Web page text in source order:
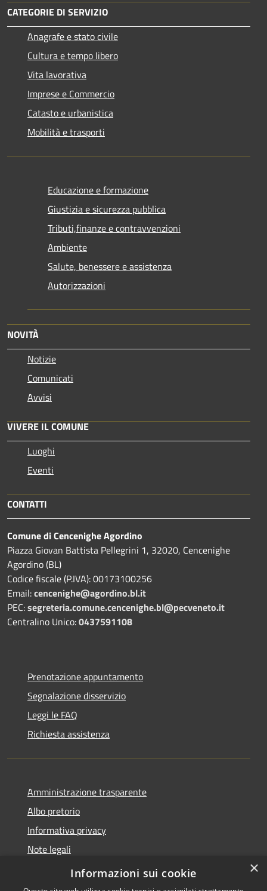
CATEGORIE DI SERVIZIO
Anagrafe e stato civile
Cultura e tempo libero
Vita lavorativa
Imprese e Commercio
Catasto e urbanistica
Mobilità e trasporti
Educazione e formazione
Giustizia e sicurezza pubblica
Tributi,finanze e contravvenzioni
Ambiente
Salute, benessere e assistenza
Autorizzazioni
NOVITÀ
Notizie
Comunicati
Avvisi
VIVERE IL COMUNE
Luoghi
Eventi
CONTATTI
Comune di Cencenighe Agordino
Piazza Giovan Battista Pellegrini 1, 32020, Cencenighe
Agordino (BL)
Codice fiscale (P.IVA): 00173100256
Email:cencenighe@agordino.bl.it
PEC:segreteria.comune.cencenighe.bl@pecveneto.it
Centralino Unico:0437591108
Prenotazione appuntamento
Segnalazione disservizio
Leggi le FAQ
Richiesta assistenza
Amministrazione trasparente
Albo pretorio
Informativa privacy
Note legali
Dichiarazione di accessibilità
×
Informazioni sui cookie